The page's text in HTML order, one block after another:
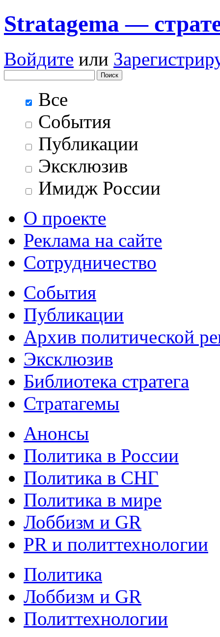
Stratagema —
Войдите или
Все
События
Публикации
Эксклюзив
Имидж России
О проекте
Реклама на сайте
Сотрудничество
События
Публикации
Архив политической
Эксклюзив
Библиотека стратега
Стратагемы
Анонсы
Политика в России
Политика в СНГ
Политика в мире
Лоббизм и GR
PR и политтехнологии
Политика
Лоббизм и GR
Политтехнологии